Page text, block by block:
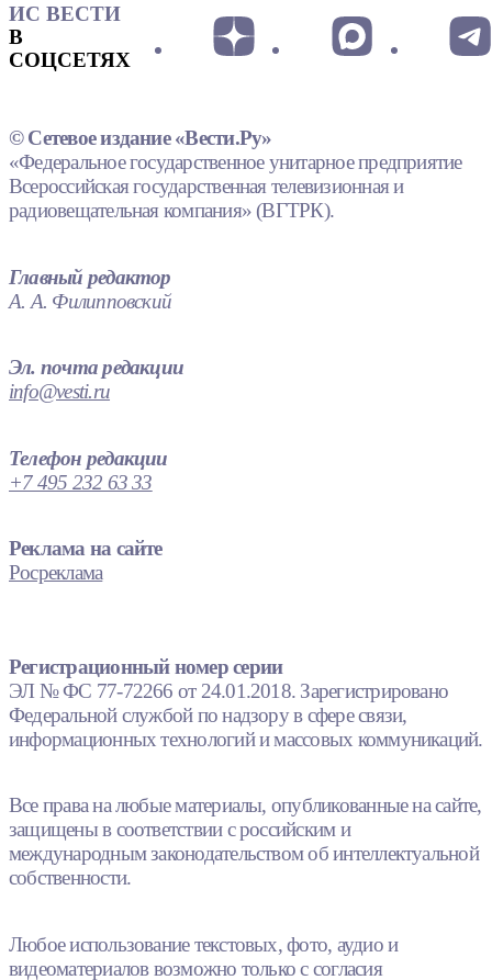
ИС ВЕСТИ
В
СОЦСЕТЯХ
© Сетевое издание «Вести.Ру»
«Федеральное государственное унитарное предприятие
Всероссийская государственная телевизионная и
радиовещательная компания» (ВГТРК).
Главный редактор
А. А. Филипповский
Эл. почта редакции
info@vesti.ru
Телефон редакции
+7 495 232 63 33
Реклама на сайте
Росреклама
Регистрационный номер серии
ЭЛ № ФС 77-72266 от 24.01.2018. Зарегистрировано
Федеральной службой по надзору в сфере связи,
информационных технологий и массовых коммуникаций.
Все права на любые материалы, опубликованные на сайте,
защищены в соответствии с российским и
международным законодательством об интеллектуальной
собственности.
Любое использование текстовых, фото, аудио и
видеоматериалов возможно только с согласия